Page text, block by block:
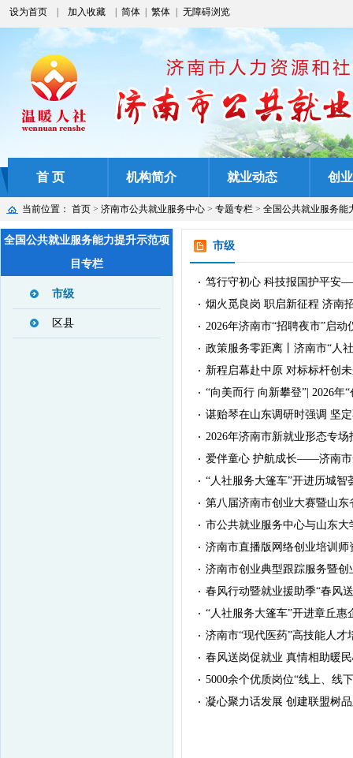
设为首页 加入收藏 简体 繁体 无障碍浏览
首 页 机构简介 就业动态 创
当前位置： 首页 > 济南市公共就业服务中心 > 专题专栏 > 全国公共就业服务
全国公共就业服务能力提升示范项
目专栏
市级
区县
市级
· 笃行守初心 科技报国护平安
· 烟火觅良岗 职启新征程 济南
· 2026年济南市“招聘夜市”启
· 政策服务零距离丨济南市“人
· 新程启幕赴中原 对标标杆创
· “向美而行 向新攀登”| 2026年
· 谌贻琴在山东调研时强调 坚
· 2026年济南市新就业形态专
· 爱伴童心 护航成长——济南市
· “人社服务大篷车”开进历城智
· 第八届济南市创业大赛暨山
· 市公共就业服务中心与山东
· 济南市直播版网络创业培训
· 济南市创业典型跟踪服务暨
· 春风行动暨就业援助季“春风
· “人社服务大篷车”开进章丘惠
· 济南市“现代医药”高技能人才
· 春风送岗促就业 真情相助暖
· 5000余个优质岗位“线上、线
· 凝心聚力话发展 创建联盟树